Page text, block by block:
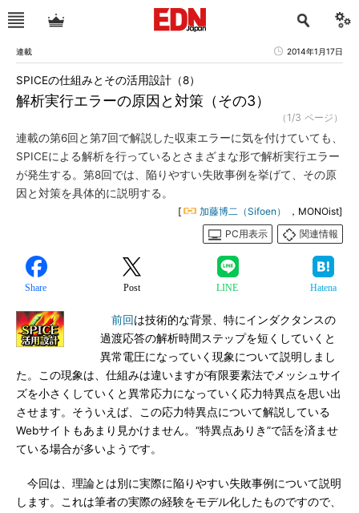
連載 2014年1月17日
解析実行エラーの原因と対策（その3）
SPICEの仕組みとその活用設計（8）
（1/3 ページ）
連載の第6回と第7回で解説した収束エラーに気を付けていても、
SPICEによる解析を行っているとさまざまな形で解析実行エラー
が発生する。第8回では、陥りやすい失敗事例を挙げて、その原
因と対策を具体的に説明する。
[ 加藤博二（Sifoen）
，MONOist]
PC用表示
関連情報
Share Post LINE Hatena
前回は技術的な背景、特にインダクタンスの
過渡応答の解析時間ステップを短くしていくと
異常電圧になっていく現象について説明しまし
た。この現象は、仕組みは違いますが有限要素法でメッシュサイ
ズを小さくしていくと異常応力になっていく応力特異点を思い出
させます。そういえば、この応力特異点について解説している
Webサイトもあまり見かけません。“特異点ありき”で話を済ませ
ている場合が多いようです。
今回は、理論とは別に実際に陥りやすい失敗事例について説明
します。これは筆者の実際の経験をモデル化したものですので、